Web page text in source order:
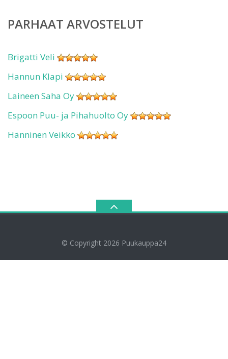
PARHAAT ARVOSTELUT
Brigatti Veli
Hannun Klapi
Laineen Saha Oy
Espoon Puu- ja Pihahuolto Oy
Hänninen Veikko
© Copyright 2026 Puukauppa24